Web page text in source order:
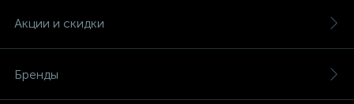
Акции и скидки
Бренды